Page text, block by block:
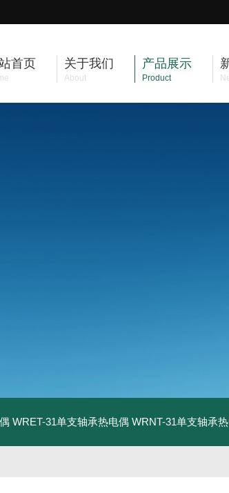
首页 关于我们
About
产品展示
Product
WRET-31单支轴承热电偶 WRNT-31单支轴承